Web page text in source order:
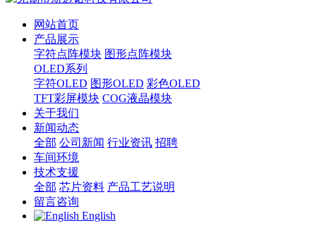
网站首页
产品展示
字符点阵模块 图形点阵模块
OLED系列
字符OLED 图形OLED 彩色OLED
TFT彩屏模块 COG液晶模块
关于我们
新闻动态
全部 公司新闻 行业资讯 招聘
车间环境
技术支援
全部 芯片资料 产品工艺说明
留言咨询
English